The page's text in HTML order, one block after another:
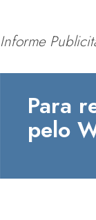
Informe
Para
pelo